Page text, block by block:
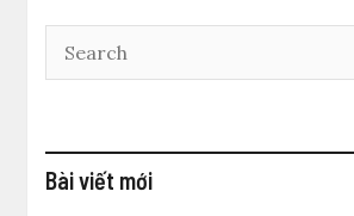
Bài viết mới